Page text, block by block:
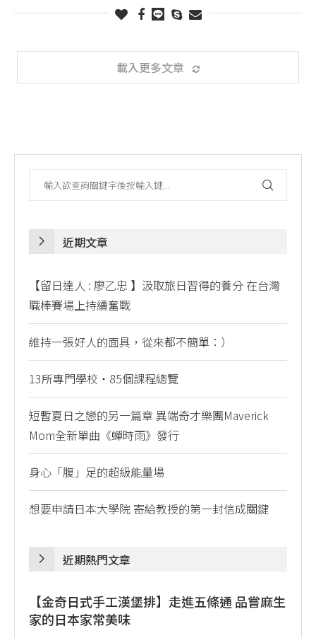
載入更多文章
近期文章
【留日達人 : 廖乙忠 】汲取旅日習得的養分 在台灣
職棒賽場上持續奮戰
維持一張好人的面具，從來都不簡單：）
13所專門學校・85個課程總覽
短暫夏日之戀的另一篇章 異端奇才樂團Maverick
Mom全新單曲《蟬時雨》發行
身心「腹」足的超級能量場
想要申請日本大學院 寄給教授的第一封信成關鍵
近期熱門文章
【金奇日式手工漢堡排】走進五條通 品嘗麻生
家的日本家常美味